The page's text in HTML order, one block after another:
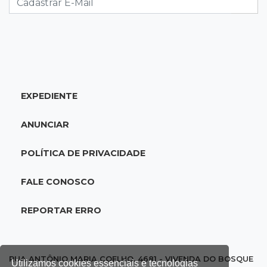
Utilizamos cookies essenciais e tecnologias
07:16Cidades
empresas por rodovias sem buracos
Sábado é dia de Feira das Esposas, Festival
vendaval em Mato Grosso do Sul
EXPEDIENTE
ANUNCIAR
POLÍTICA DE PRIVACIDADE
FALE CONOSCO
REPORTAR ERRO
RUA ANTÔNIO MARIA COELHO, 4681 - VIVENDA DO BOSQUE